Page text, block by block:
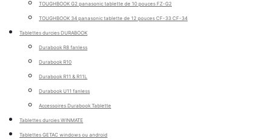
TOUGHBOOK G2 panasonic tablette de 10 pouces FZ-G2
TOUGHBOOK 34 panasonic tablette de 12 pouces CF-33 CF-34
Tablettes durcies DURABOOK
Durabook R8 fanless
Durabook R10
Durabook R11 & R11L
Durabook U11 fanless
Accessoires Durabook Tablette
Tablettes durcies WINMATE
Tablettes GETAC windows ou android